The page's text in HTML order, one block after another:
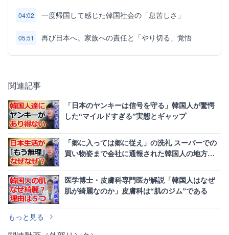
04:02 一度帰国して感じた韓国社会の「息苦しさ」
05:51 再び日本へ。家族への責任と「やり切る」覚悟
関連記事
「日本のヤンキーは信号を守る」韓国人が驚愕
した“マイルドすぎる”実態とギャップ
「郷に入っては郷に従え」の洗礼 スーパーでの
買い物姿まで会社に通報された韓国人の地方生
医学博士・皮膚科専門医が解説「韓国人はなぜ
肌が綺麗なのか」皮膚科は“肌のジム”である
もっと見る